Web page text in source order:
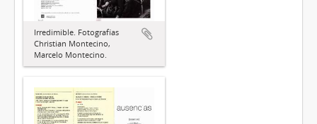
Irredimible. Fotografías
Christian Montecino,
Marcelo Montecino.